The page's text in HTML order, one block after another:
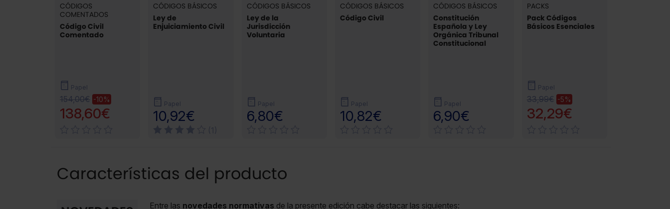
CÓDIGOS
COMENTADOS
Código Civil
Comentado
Papel
154,00€ -10%
138,60€
CÓDIGOS BÁSICOS
Ley de
Enjuiciamiento Civil
Papel
10,92€
CÓDIGOS BÁSICOS
Ley de la
Jurisdicción
Voluntaria
Papel
6,80€
CÓDIGOS BÁSICOS
Código Civil
Papel
10,82€
CÓDIGOS BÁSICOS
Constitución
Española y Ley
Orgánica Tribunal
Constitucional
Papel
6,90€
PACKS
Pack Códigos
Básicos Esenciales
Papel
33,99€ -5%
32,29€
Características del producto
Entre las novedades normativas de la presente edición cabe destacar las siguientes: